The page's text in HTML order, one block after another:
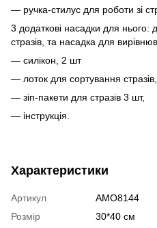
— ручка-стилус для роботи зі
3 додаткові насадки для нього:
стразів, та насадка для
— силікон, 2 шт
— лоток для сортування стразів,
— зіп-пакети для стразів 3 шт,
— інструкція.
Характеристики
Артикул
AMO8144
Розмір
30*40 см